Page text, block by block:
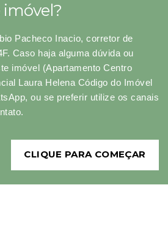
imóvel?
Pacheco Inacio, corretor de
Caso haja alguma dúvida ou
imóvel (Apartamento Centro
Laura Helena Código do Imóvel
ou se preferir utilize os canais
CLIQUE PARA COMEÇAR